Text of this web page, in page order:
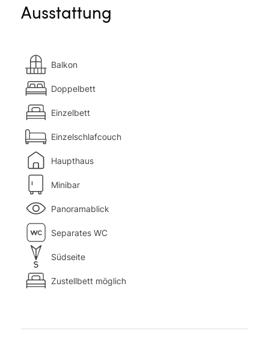
Ausstattung
Balkon
Doppelbett
Einzelbett
Einzelschlafcouch
Haupthaus
Minibar
Panoramablick
Separates WC
Südseite
Zustellbett möglich